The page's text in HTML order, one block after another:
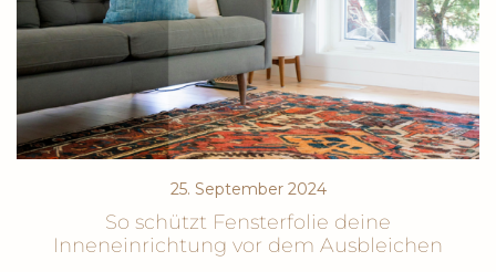
25. September 2024
So schützt Fensterfolie deine
Inneneinrichtung vor dem Ausbleichen